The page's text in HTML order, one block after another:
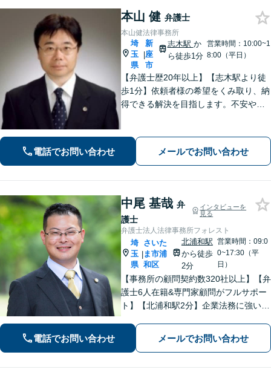
本山 健 弁護士
本山健法律事務所
埼
玉
県
|
新
座
市
志木駅 か
ら徒歩1分
営業時間：10:00~1
8:00（平日）
【弁護士歴20年以上】【志木駅より徒
歩1分】依頼者様の希望をくみ取り、納
得できる解決を目指します。不安や疑
事件／何でも遠慮せずご相談ください
【初回面談無料（30分まで）】
電話でお問い合わせ メールでお問い合わせ
中尾 基哉 弁
護士
インタビューを
見る
弁護士法人法律事務所フォレスト
埼
玉
県
|
さいた
ま市浦
和区
北浦和駅
から徒歩
2分
営業時間：09:0
0~17:30（平
日）
【事務所の顧問契約数320社以上】【弁
護士6人在籍&専門家顧問がフルサポー
ト】【北浦和駅2分】企業法務に強い弁
動産などに対応します。中小企業さ
ま、個人事業主さまからのご相談に注
電話でお問い合わせ メールでお問い合わせ